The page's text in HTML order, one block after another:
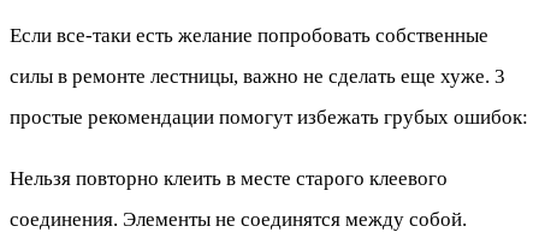
Если все-таки есть желание попробовать собственные
силы в ремонте лестницы, важно не сделать еще хуже. 3
простые рекомендации помогут избежать грубых ошибок:
Нельзя повторно клеить в месте старого клеевого
соединения. Элементы не соединятся между собой.